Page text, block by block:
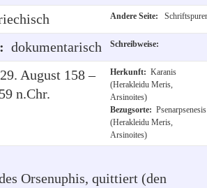
Andere Seite:
dokumentarisch Schreibweise:
29. August 158 –
n.Chr.
Herkunft: Karanis
(Herakleidu Meris,
Arsinoites)
Bezugsorte: Psenarpsenesis
(Herakleidu Meris,
Arsinoites)
Orsenuphis, quittiert (den